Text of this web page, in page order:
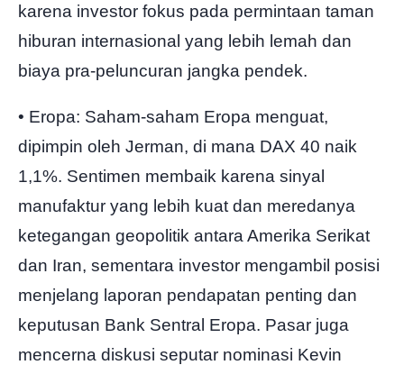
karena investor fokus pada permintaan taman
hiburan internasional yang lebih lemah dan
biaya pra-peluncuran jangka pendek.
• Eropa: Saham-saham Eropa menguat,
dipimpin oleh Jerman, di mana DAX 40 naik
1,1%. Sentimen membaik karena sinyal
manufaktur yang lebih kuat dan meredanya
ketegangan geopolitik antara Amerika Serikat
dan Iran, sementara investor mengambil posisi
menjelang laporan pendapatan penting dan
keputusan Bank Sentral Eropa. Pasar juga
mencerna diskusi seputar nominasi Kevin